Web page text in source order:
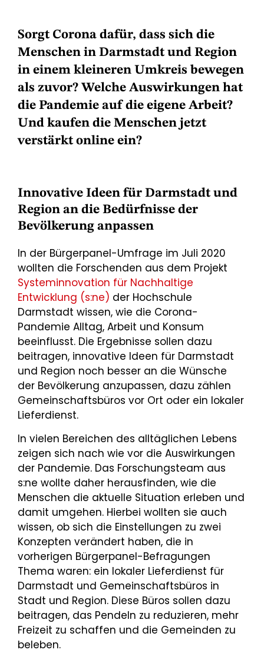
Sorgt Corona dafür, dass sich die
Menschen in Darmstadt und Region
in einem kleineren Umkreis bewegen
als zuvor? Welche Auswirkungen hat
die Pandemie auf die eigene Arbeit?
Und kaufen die Menschen jetzt
verstärkt online ein?
Innovative Ideen für Darmstadt und
Region an die Bedürfnisse der
Bevölkerung anpassen
In der Bürgerpanel-Umfrage im Juli 2020
wollten die Forschenden aus dem Projekt
Systeminnovation für Nachhaltige
Entwicklung (s:ne) der Hochschule
Darmstadt wissen, wie die Corona-
Pandemie Alltag, Arbeit und Konsum
beeinflusst. Die Ergebnisse sollen dazu
beitragen, innovative Ideen für Darmstadt
und Region noch besser an die Wünsche
der Bevölkerung anzupassen, dazu zählen
Gemeinschaftsbüros vor Ort oder ein lokaler
Lieferdienst.
In vielen Bereichen des alltäglichen Lebens
zeigen sich nach wie vor die Auswirkungen
der Pandemie. Das Forschungsteam aus
s:ne wollte daher herausfinden, wie die
Menschen die aktuelle Situation erleben und
damit umgehen. Hierbei wollten sie auch
wissen, ob sich die Einstellungen zu zwei
Konzepten verändert haben, die in
vorherigen Bürgerpanel-Befragungen
Thema waren: ein lokaler Lieferdienst für
Darmstadt und Gemeinschaftsbüros in
Stadt und Region. Diese Büros sollen dazu
beitragen, das Pendeln zu reduzieren, mehr
Freizeit zu schaffen und die Gemeinden zu
beleben.